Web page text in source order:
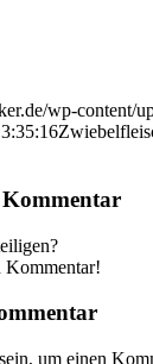
wp-content/
Kommentar
Kommentar!
sein, um einen